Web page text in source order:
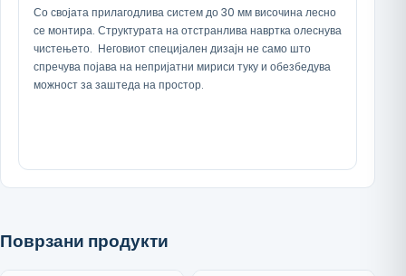
Со својата прилагодлива систем до 30 мм височина лесно
се монтира. Структурата на отстранлива навртка олеснува
чистењето. Неговиот специјален дизајн не само што
спречува појава на непријатни мириси туку и обезбедува
можност за заштеда на простор.
Поврзани продукти